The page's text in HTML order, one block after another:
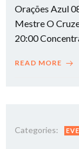
Orações Azul
Mestre O
20:00
READ MORE
Categories: